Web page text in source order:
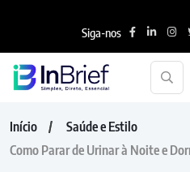
Siga-nos
Início
Saúde e Estilo
Como Parar de Urinar à Noite e